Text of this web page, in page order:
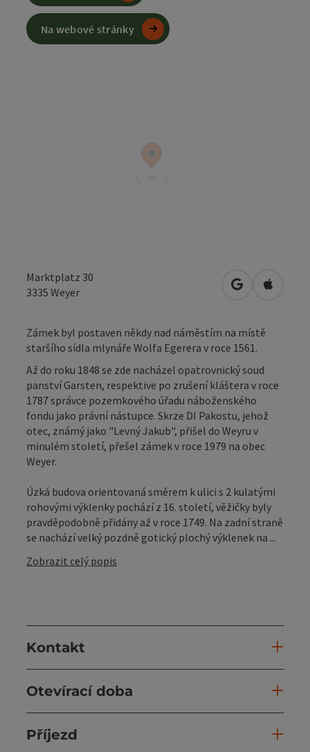
Marktplatz 30
3335 Weyer Otevřít vOtevřít
Zámek byl postaven někdy nad náměstím na místě
staršího sídla mlynáře Wolfa Egerera v roce 1561.
Až do roku 1848 se zde nacházel opatrovnický soud
panství Garsten, respektive po zrušení kláštera v roce
1787 správce pozemkového úřadu náboženského
fondu jako právní nástupce. Skrze DI Pakostu, jehož
otec, známý jako "Levný Jakub", přišel do Weyru v
minulém století, přešel zámek v roce 1979 na obec
Weyer.
Úzká budova orientovaná směrem k ulici s 2 kulatými
rohovými výklenky pochází z 16. století, věžičky byly
pravděpodobně přidány až v roce 1749. Na zadní straně
se nachází velký pozdně gotický plochý výklenek na ...
Zobrazit celý popis
Kontakt
Otevírací doba
Příjezd
Na webové stránky